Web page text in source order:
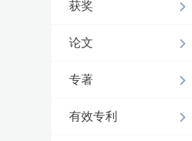
获奖
论文
专著
有效专利